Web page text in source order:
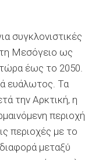
συγκλονιστικές
Μεσόγειο ως
έως το 2050.
ευάλωτος. Τα
την Αρκτική, η
περιοχή
περιοχές με το
μεταξύ